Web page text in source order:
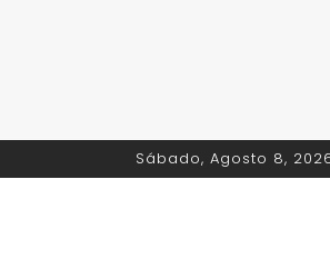
Sábado, Agosto 8,